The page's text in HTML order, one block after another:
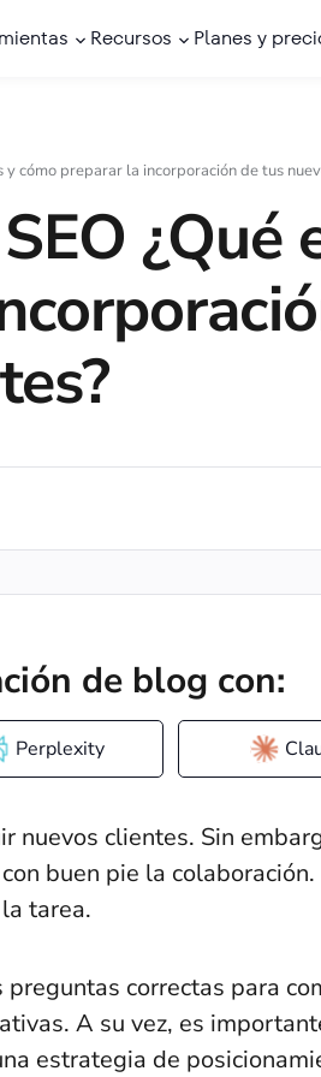
Recursos Planes y
y cómo preparar la incorporación de tus
¿Qué
de blog con:
Perplexity
nuevos clientes. Sin
buen pie la
tarea.
preguntas correctas para
A su vez, es
estrategia de